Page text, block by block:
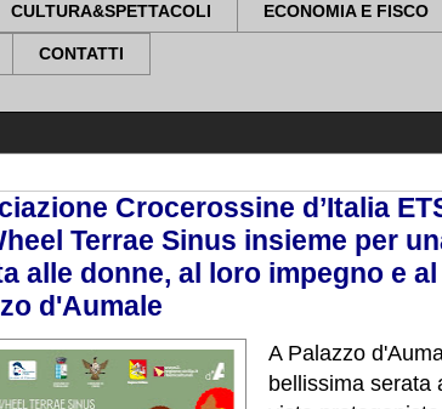
CULTURA&SPETTACOLI ECONOMIA E FISCO
CONTATTI
Crocerossine d’Italia
Terrae Sinus insieme per
alle donne, al loro impegno e
d'Aumale
A Palazzo
bellissima serata